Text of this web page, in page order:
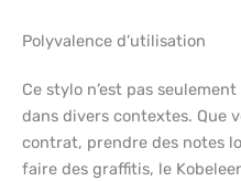
Polyvalence d’utilisation
Ce stylo n’est pas
dans divers contextes. Que
contrat, prendre des notes
faire des graffitis, le